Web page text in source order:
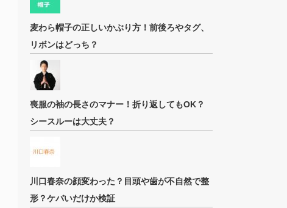
麦わら帽子の正しいかぶり方！前後ろやタグ、
リボンはどっち？
喪服の袖の長さのマナー！折り返してもOK？
シースルーは大丈夫？
川口春奈の顔変わった？目頭や歯が不自然で整
形？ケバいだけか検証